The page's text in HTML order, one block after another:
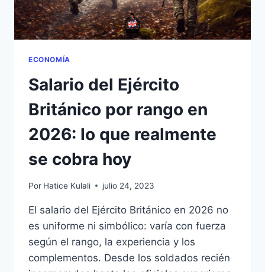
ECONOMÍA
Salario del Ejército
Británico por rango en
2026: lo que realmente
se cobra hoy
Por Hatice Kulali julio 24, 2023
El salario del Ejército Británico en 2026 no
es uniforme ni simbólico: varía con fuerza
según el rango, la experiencia y los
complementos. Desde los soldados recién